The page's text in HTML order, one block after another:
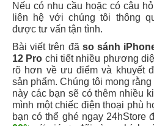
Nếu có nhu cầu hoặc có câu
liên hệ với chúng tôi thông
được tư vấn tận tình.
Bài viết trên đã so sánh
12 Pro chi tiết nhiều phương
rõ hơn về ưu điểm và khuyết
sản phẩm. Chúng tôi mong
này các bạn sẽ có thêm nhiều
mình một chiếc điện thoại phù
bạn có thể ghé ngay 24hStore